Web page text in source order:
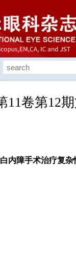
11卷第12
内障手术治疗复